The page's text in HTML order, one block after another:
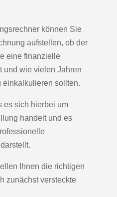
können Sie
aufstellen, ob der
eine finanzielle
und wie vielen Jahren
einkalkulieren sollten.
es sich hierbei um
handelt und es
Ihnen die richtigen
zunächst versteckte